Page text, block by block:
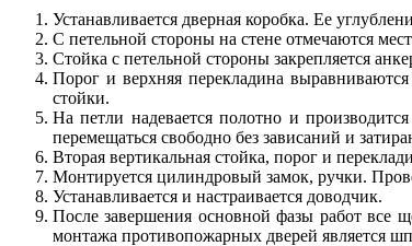
Устанавливается дверная коробка. Ее
С петельной стороны на стене отмечаются
Стойка с петельной стороны закрепляется
Порог и верхняя перекладина
стойки.
На петли надевается полотно и
перемещаться свободно без зависаний и
Вторая вертикальная стойка, порог и
Монтируется цилиндровый замок, ручки.
Устанавливается и настраивается доводчик.
После завершения основной фазы работ все
монтажа противопожарных дверей является